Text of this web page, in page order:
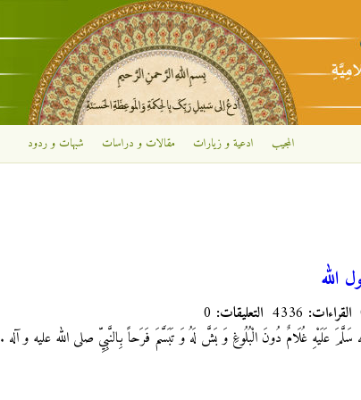
تجاوز إلى المحتوى الرئيسي
المجيب ادعية و زيارات مقالات و دراسات شبهات و ردود
القراءات: التعليقات:
سَلَّمَ عَلَيْهِ غُلَامٌ دُونَ الْبُلُوغِ وَ بَشَّ لَهُ وَ تَبَسَّمَ فَرَحاً بِالنَّبِيِّ صلى الله عليه و آله .